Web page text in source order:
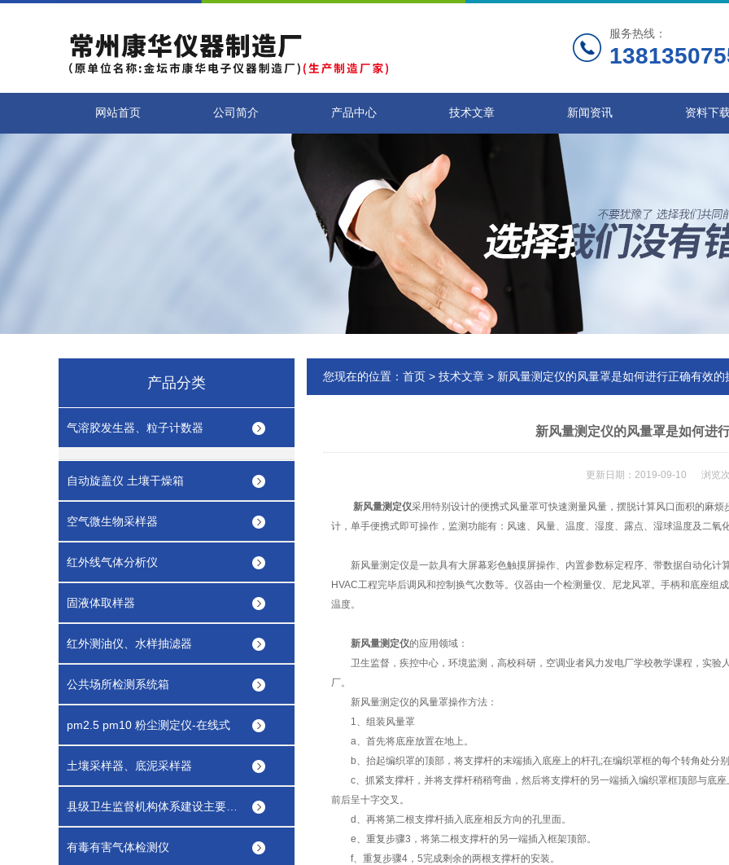
服务热线：
网站首页 公司简介 产品中心 技术文章 新闻资讯 资料下
产品分类
气溶胶发生器、粒子计数器
自动旋盖仪 土壤干燥箱
空气微生物采样器
红外线气体分析仪
固液体取样器
红外测油仪、水样抽滤器
公共场所检测系统箱
pm2.5 pm10 粉尘测定仪-在线式
土壤采样器、底泥采样器
有毒有害气体检测仪
您现在的位置： 首页 > 技术文章 > 新风量测定仪的风量罩是如何进行正确有效的
新风量测定仪的风量罩是如何进
更新日期：2019-09-10 浏览
新风量测定仪采用特别设计的便携式风量罩可快速测量风量，摆脱计算风口面积的麻
计，单手便携式即可操作，监测功能有：风速、风量、温度、湿度、露点、湿球温度及二氧
新风量测定仪是一款具有大屏幕彩色触摸屏操作、内置参数标定程序、带数据自动化计
HVAC工程完毕后调风和控制换气次数等。仪器由一个检测量仪、尼龙风罩。手柄和底座
温度。
新风量测定仪的应用领域：
卫生监督，疾控中心，环境监测，高校科研，空调业者风力发电厂学校教学课程，实验
厂。
新风量测定仪的风量罩操作方法：
1、组装风量罩
a、首先将底座放置在地上。
b、抬起编织罩的顶部，将支撑杆的末端插入底座上的杆孔;在编织罩框的每个转角处分
c、抓紧支撑杆，并将支撑杆稍稍弯曲，然后将支撑杆的另一端插入编织罩框顶部与底
前后呈十字交叉。
d、再将第二根支撑杆插入底座相反方向的孔里面。
e、重复步骤3，将第二根支撑杆的另一端插入框架顶部。
f、重复步骤4，5完成剩余的两根支撑杆的安装。